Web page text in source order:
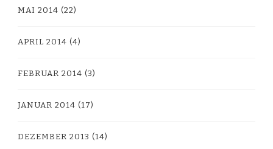
MAI 2014 (22)
APRIL 2014 (4)
FEBRUAR 2014 (3)
JANUAR 2014 (17)
DEZEMBER 2013 (14)